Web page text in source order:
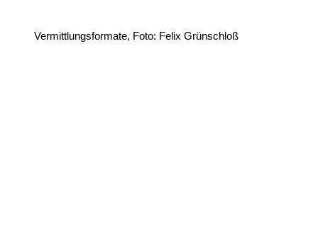
Vermittlungsformate, Foto: Felix Grünschloß